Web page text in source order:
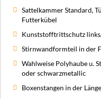
Sattelkammer Standard,
Futterkübel
Kunststofftrittschutz
Stirnwandformteil in der
Wahlweise Polyhaube u.
oder schwarzmetallic
Boxenstangen in der